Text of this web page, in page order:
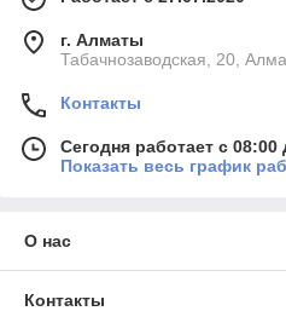
г. Алматы
Табачнозаводская, 20,
Контакты
Сегодня работает с 08:00
Показать весь график
О нас
Контакты